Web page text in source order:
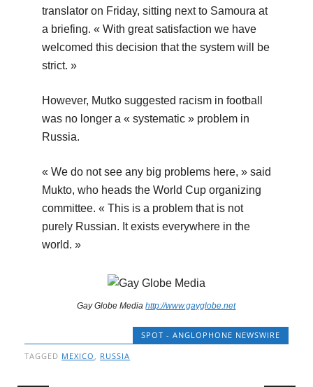
translator on Friday, sitting next to Samoura at
a briefing. « With great satisfaction we have
welcomed this decision that the system will be
strict. »
However, Mutko suggested racism in football
was no longer a « systematic » problem in
Russia.
« We do not see any big problems here, » said
Mukto, who heads the World Cup organizing
committee. « This is a problem that is not
purely Russian. It exists everywhere in the
world. »
Gay Globe Mediahttp://www.gayglobe.net
SPOT - ANGLOPHONE NEWSWIRE
TAGGED MEXICO , RUSSIA